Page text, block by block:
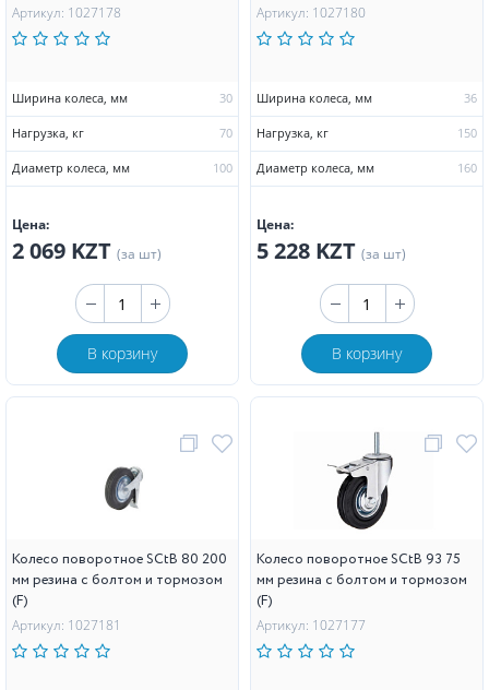
Артикул: 1027178
Ширина колеса, мм 30
Нагрузка, кг 70
Диаметр колеса, мм 100
Цена:
2 069 KZT (за шт)
В корзину
Артикул: 1027180
Ширина колеса, мм 36
Нагрузка, кг 150
Диаметр колеса, мм 160
Цена:
5 228 KZT (за шт)
В корзину
Колесо поворотное SCtB 80 200
мм резина с болтом и тормозом
(F)
Артикул: 1027181
Колесо поворотное SCtB 93 75
мм резина с болтом и тормозом
(F)
Артикул: 1027177